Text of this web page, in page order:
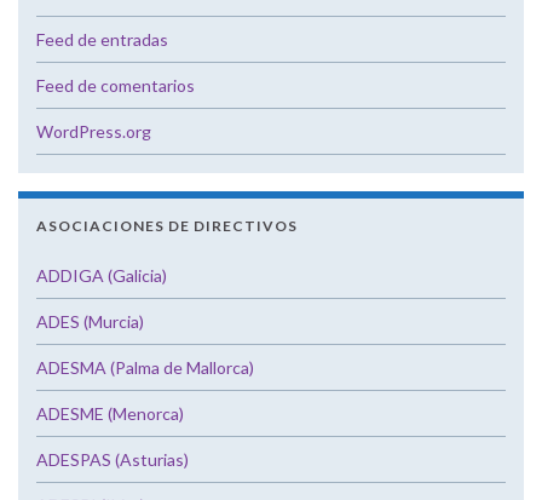
Feed de entradas
Feed de comentarios
WordPress.org
ASOCIACIONES DE DIRECTIVOS
ADDIGA (Galicia)
ADES (Murcia)
ADESMA (Palma de Mallorca)
ADESME (Menorca)
ADESPAS (Asturias)